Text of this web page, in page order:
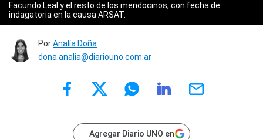
Facundo Leal y el resto de los mendocinos, con fecha de
indagatoria en la causa ARSAT.
PorAnalía Doña
dona.analia@diariouno.com.ar
Agregar Diario UNO en